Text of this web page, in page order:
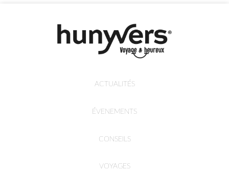
ACTUALITÉS
ÉVENEMENTS
CONSEILS
VOYAGES